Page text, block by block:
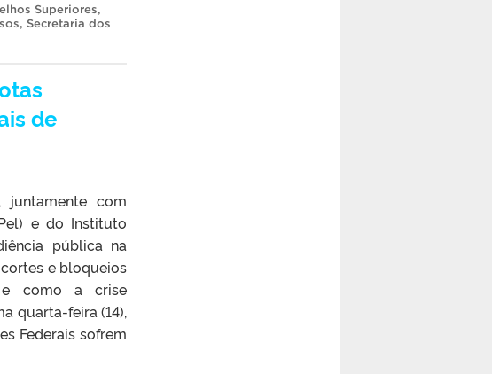
Superiores,
, Secretaria dos
de
com
e do Instituto
pública na
e bloqueios
e como a crise
quarta-feira (14),
Federais sofrem